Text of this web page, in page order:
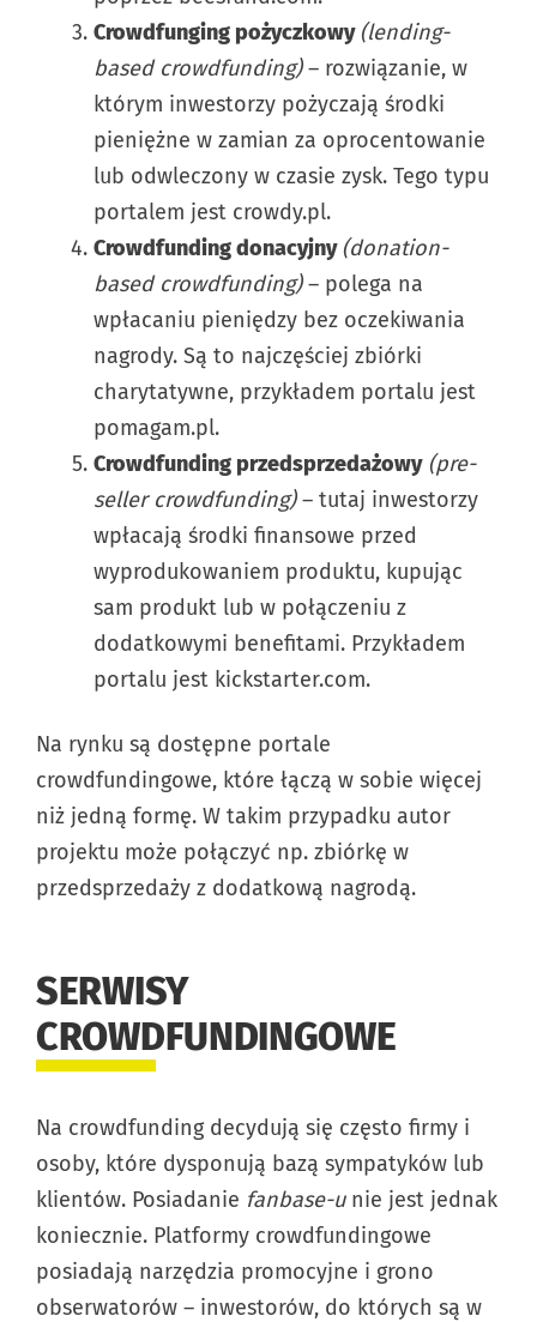
Crowdfunging pożyczkowy (lending-
based crowdfunding)– rozwiązanie, w
którym inwestorzy pożyczają środki
pieniężne w zamian za oprocentowanie
lub odwleczony w czasie zysk. Tego typu
portalem jest crowdy.pl.
Crowdfunding donacyjny (donation-
based crowdfunding)– polega na
wpłacaniu pieniędzy bez oczekiwania
nagrody. Są to najczęściej zbiórki
charytatywne, przykładem portalu jest
pomagam.pl.
Crowdfunding przedsprzedażowy(pre-
seller crowdfunding)– tutaj inwestorzy
wpłacają środki finansowe przed
wyprodukowaniem produktu, kupując
sam produkt lub w połączeniu z
dodatkowymi benefitami. Przykładem
portalu jest kickstarter.com.
Na rynku są dostępne portale
crowdfundingowe, które łączą w sobie więcej
niż jedną formę. W takim przypadku autor
projektu może połączyć np. zbiórkę w
przedsprzedaży z dodatkową nagrodą.
SERWISY
CROWDFUNDINGOWE
Na crowdfunding decydują się często firmy i
osoby, które dysponują bazą sympatyków lub
klientów. Posiadanie fanbase-unie jest jednak
koniecznie. Platformy crowdfundingowe
posiadają narzędzia promocyjne i grono
obserwatorów – inwestorów, do których są w